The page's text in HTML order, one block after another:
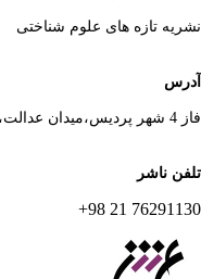
نشریه تازه های علوم شناختی
آدرس
فاز 4 شهر پردیس،میدان عدالت، بلوار شهید قاسم سلیمانی،بلوار علوم شناختی
تلفن ناشر
76291130 21 98+